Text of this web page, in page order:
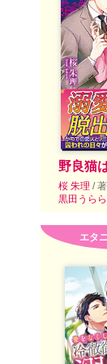
野良猫
桜 朱理 /
黒田うらら
エタ